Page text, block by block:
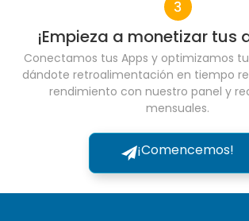
¡Empieza a monetizar tus
Conectamos tus Apps y optimizamos
dándote retroalimentación en tiempo
rendimiento con nuestro panel y
mensuales.
¡Comencemos!